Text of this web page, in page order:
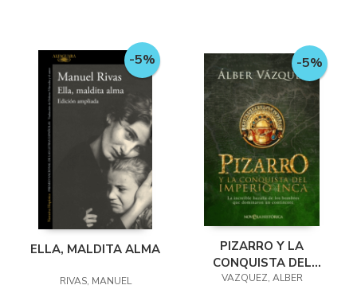
-5%
ELLA, MALDITA ALMA
RIVAS, MANUEL
-5%
PIZARRO Y LA
CONQUISTA DEL
IMPERIO INCA
VAZQUEZ, ALBER